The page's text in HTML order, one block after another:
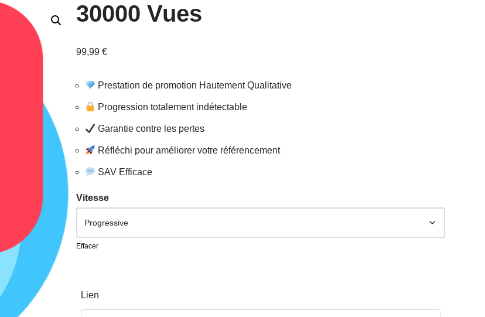
30000 Vues
99,99 €
Prestation de promotion Hautement Qualitative
Progression totalement indétectable
Garantie contre les pertes
Réfléchi pour améliorer votre référencement
SAV Efficace
Vitesse
Effacer
Lien